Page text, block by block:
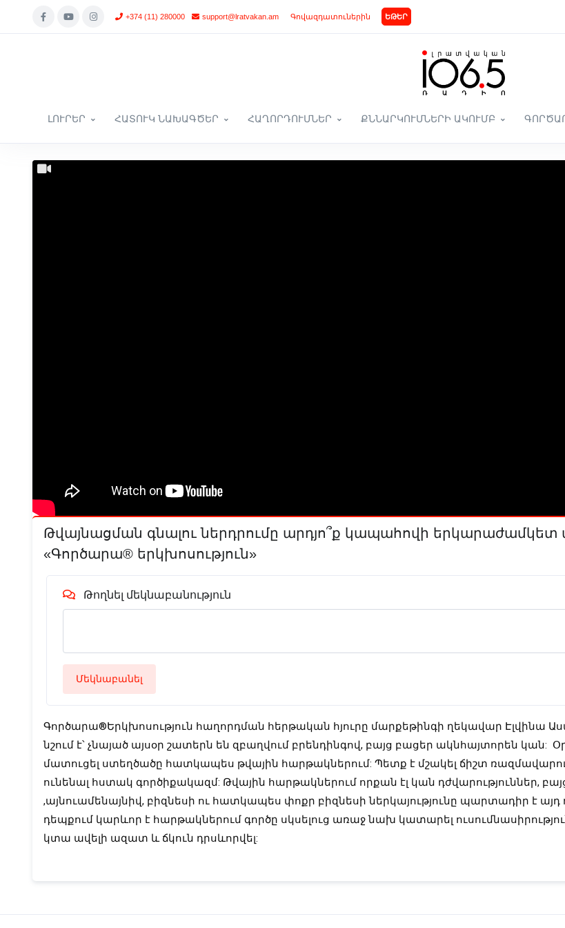
+374 (11) 280000 support@lratvakan.am Գովազդատուներին ԵԹԵՐ
ԼՈՒՐԵՐ ՀԱՏՈՒԿ ՆԱԽԱԳԾԵՐ ՀԱՂՈՐԴՈՒՄՆԵՐ ՔՆՆԱՐԿՈՒՄՆԵՐԻ ԱԿՈՒՄԲ
Թվայնացման գնալու ներդրումը արդյո՞ք կապահովի երկարաժամկետ
«Գործարա® երկխոսություն»
Թողնել մեկնաբանություն
Մեկնաբանել
Գործարա®Երկխոսություն հաղորդման հերթական հյուրը մարքեթինգի ղեկավար Էլվինա
նշում է՝ չնայած այսօր շատերն են զբաղվում բրենդինգով, բայց բացեր ակնհայտորեն կան:
մատուցել ստեղծածը հատկապես թվային հարթակներում: Պետք է մշակել ճիշտ
ունենալ հստակ գործիքակազմ: Թվային հարթակներում որքան էլ կան դժվարություններ,
,այնուամենայնիվ, բիզնեսի ու հատկապես փոքր բիզնեսի ներկայությունը պարտադիր է այդ
դեպքում կարևոր է հարթակներում գործը սկսելուց առաջ նախ կատարել ուսումնասիրություն,
կտա ավելի ազատ և ճկուն դրսևորվել: